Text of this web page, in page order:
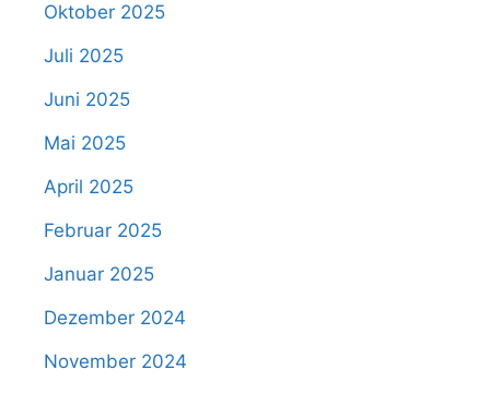
Oktober 2025
Juli 2025
Juni 2025
Mai 2025
April 2025
Februar 2025
Januar 2025
Dezember 2024
November 2024